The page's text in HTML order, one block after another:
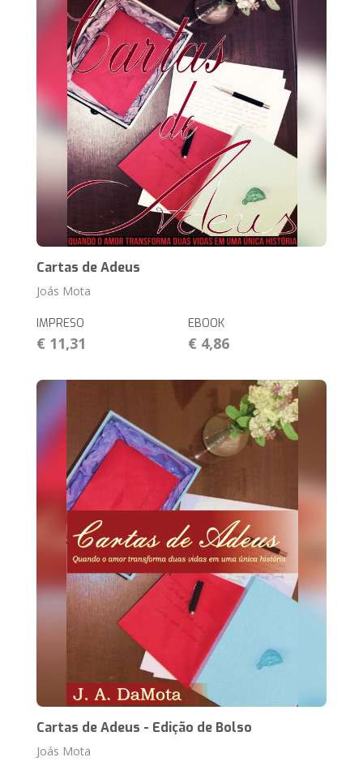
Cartas de Adeus
Joás Mota
IMPRESO
€ 11,31
EBOOK
€ 4,86
Cartas de Adeus - Edição de Bolso
Joás Mota